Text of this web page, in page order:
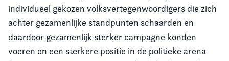
individueel gekozen volksvertegenwoordigers die zich
achter gezamenlijke standpunten schaarden en
daardoor gezamenlijk sterker campagne konden
voeren en een sterkere positie in de politieke arena